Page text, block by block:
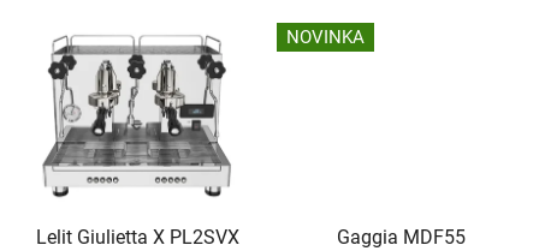
Lelit Giulietta X PL2SVX
NOVINKA
Gaggia MDF55